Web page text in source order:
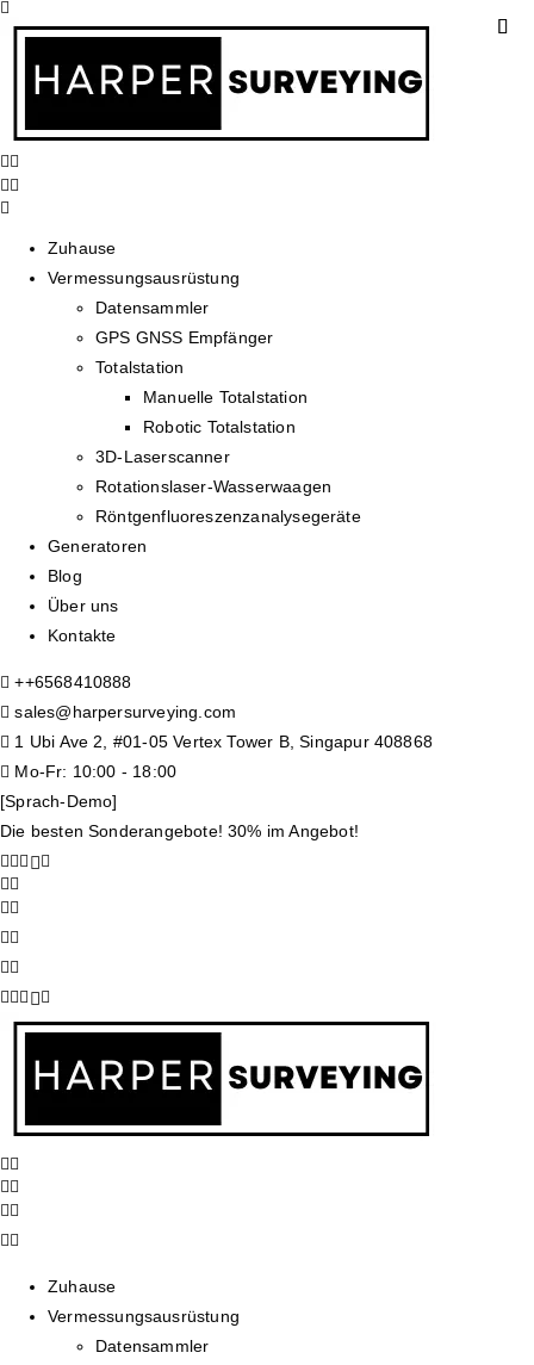
Zuhause
Vermessungsausrüstung
Datensammler
GPS GNSS Empfänger
Totalstation
Manuelle Totalstation
Robotic Totalstation
3D-Laserscanner
Rotationslaser-Wasserwaagen
Röntgenfluoreszenzanalysegeräte
Generatoren
Blog
Über uns
Kontakte
++6568410888
sales@harpersurveying.com
1 Ubi Ave 2, #01-05 Vertex Tower B, Singapur 408868
Mo-Fr: 10:00 - 18:00
[Sprach-Demo]
Die besten Sonderangebote! 30% im Angebot!
Zuhause
Vermessungsausrüstung
Datensammler